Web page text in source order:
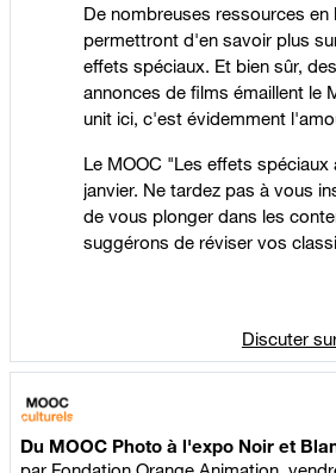
De nombreuses ressources en
permettront d'en savoir plus
effets spéciaux. Et bien sûr,
annonces de films émaillent le
unit ici, c'est évidemment
Le MOOC "Les effets spéciaux
janvier. Ne tardez pas à vous
de vous plonger dans les
suggérons de réviser vos
Discuter
Du MOOC Photo à l'expo Noir et